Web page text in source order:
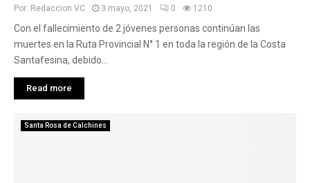
Por: Redaccion VC 3 mayo, 2021 0 1210
Con el fallecimiento de 2 jóvenes personas continúan las
muertes en la Ruta Provincial N° 1 en toda la región de la Costa
Santafesina, debido...
Read more
Santa Rosa de Calchines